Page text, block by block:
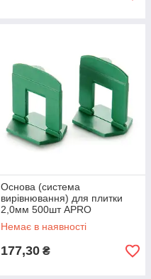
Основа (система
вирівнювання) для плитки
2,0мм 500шт APRO
Немає в наявності
177,30 ₴